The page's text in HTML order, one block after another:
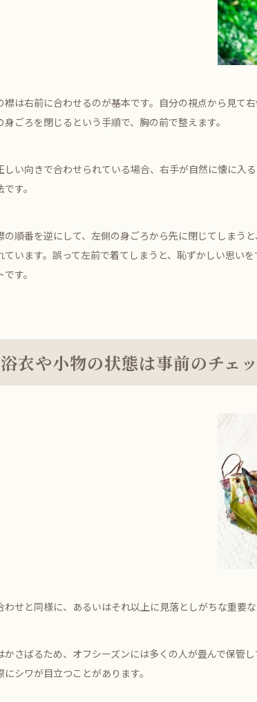
襟は右前に合わせるのが基本です。自分の視点から見て
身ごろを閉じるという手順で、胸の前で整えます。
しい向きで合わせられている場合、右手が自然に懐に入
す。
の順番を逆にして、左側の身ごろから先に閉じてしまう
ています。誤って左前で着てしまうと、恥ずかしい思い
す。
浴衣や小物の状態は事前のチェ
わせと同様に、あるいはそれ以上に見落としがちな重要
かさばるため、オフシーズンには多くの人が畳んで保管
にシワが目立つことがあります。